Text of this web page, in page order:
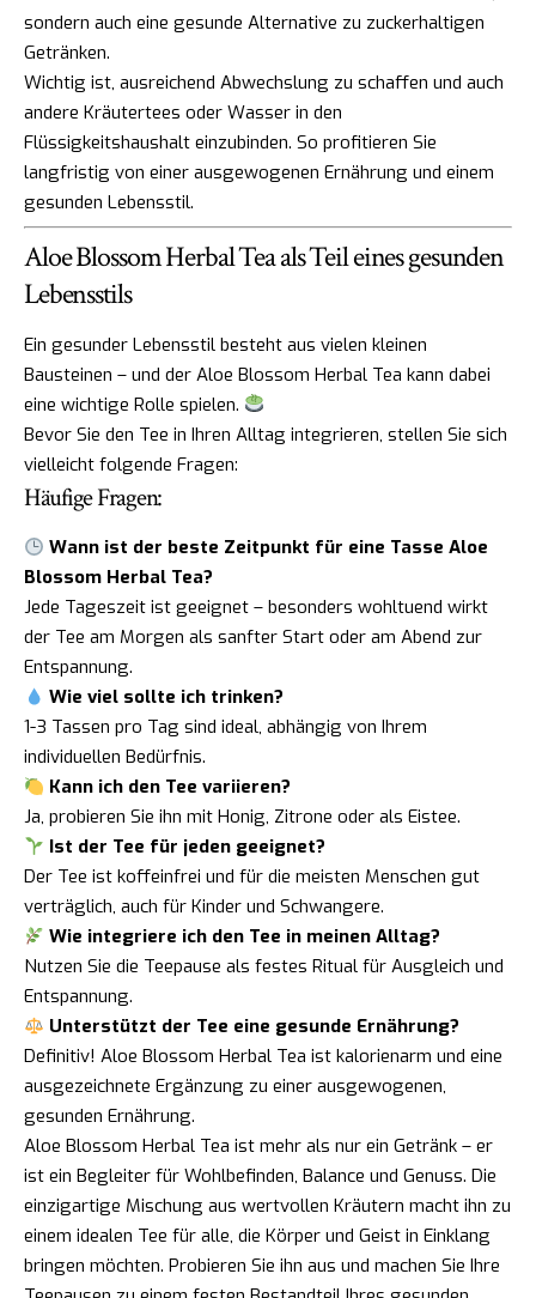
sondern auch eine gesunde Alternative zu zuckerhaltigen
Getränken.
Wichtig ist, ausreichend Abwechslung zu schaffen und auch
andere Kräutertees oder Wasser in den
Flüssigkeitshaushalt einzubinden. So profitieren Sie
langfristig von einer ausgewogenen Ernährung und einem
gesunden Lebensstil.
Aloe Blossom Herbal Tea als Teil eines gesunden
Lebensstils
Ein gesunder Lebensstil besteht aus vielen kleinen
Bausteinen – und der Aloe Blossom Herbal Tea kann dabei
eine wichtige Rolle spielen.
Bevor Sie den Tee in Ihren Alltag integrieren, stellen Sie sich
vielleicht folgende Fragen:
Häufige Fragen:
Wann ist der beste Zeitpunkt für eine Tasse Aloe
Blossom Herbal Tea?
Jede Tageszeit ist geeignet – besonders wohltuend wirkt
der Tee am Morgen als sanfter Start oder am Abend zur
Entspannung.
Wie viel sollte ich trinken?
1-3 Tassen pro Tag sind ideal, abhängig von Ihrem
individuellen Bedürfnis.
Kann ich den Tee variieren?
Ja, probieren Sie ihn mit Honig, Zitrone oder als Eistee.
Ist der Tee für jeden geeignet?
Der Tee ist koffeinfrei und für die meisten Menschen gut
verträglich, auch für Kinder und Schwangere.
Wie integriere ich den Tee in meinen Alltag?
Nutzen Sie die Teepause als festes Ritual für Ausgleich und
Entspannung.
Unterstützt der Tee eine gesunde Ernährung?
Definitiv! Aloe Blossom Herbal Tea ist kalorienarm und eine
ausgezeichnete Ergänzung zu einer ausgewogenen,
gesunden Ernährung.
Aloe Blossom Herbal Tea ist mehr als nur ein Getränk – er
ist ein Begleiter für Wohlbefinden, Balance und Genuss. Die
einzigartige Mischung aus wertvollen Kräutern macht ihn zu
einem idealen Tee für alle, die Körper und Geist in Einklang
bringen möchten. Probieren Sie ihn aus und machen Sie Ihre